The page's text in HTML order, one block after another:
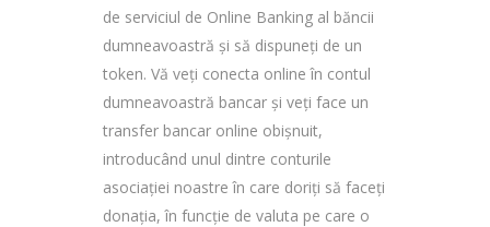
de serviciul de Online Banking al băncii
dumneavoastră și să dispuneți de un
token. Vă veți conecta online în contul
dumneavoastră bancar și veți face un
transfer bancar online obișnuit,
introducând unul dintre conturile
asociației noastre în care doriți să faceți
donația, în funcție de valuta pe care o